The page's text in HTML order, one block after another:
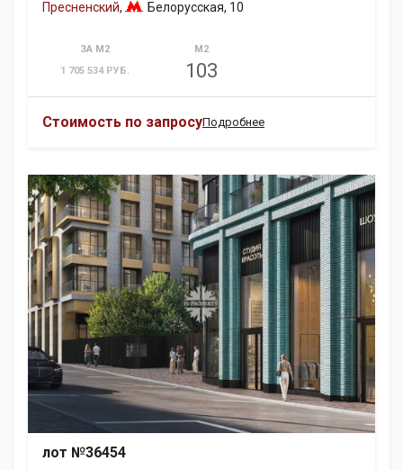
Пресненский, Белорусская, 10
ЗА М2
1 705 534 РУБ.
М2
103
Стоимость по запросуПодробнее
лот №36454